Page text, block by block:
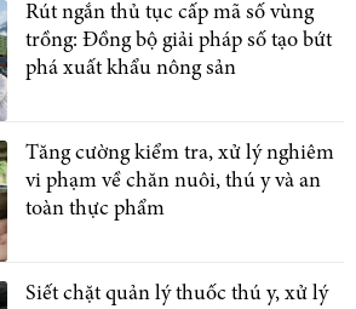
Rút ngắn thủ tục cấp mã số vùng
trồng: Đồng bộ giải pháp số tạo bứt
phá xuất khẩu nông sản
Tăng cường kiểm tra, xử lý nghiêm
vi phạm về chăn nuôi, thú y và an
toàn thực phẩm
Siết chặt quản lý thuốc thú y, xử lý